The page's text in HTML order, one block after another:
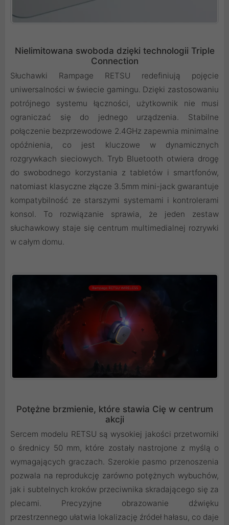
Nielimitowana swoboda dzięki technologii Triple
Connection
Słuchawki Rampage RETSU redefiniują pojęcie
uniwersalności w świecie gamingu. Dzięki zastosowaniu
potrójnego systemu łączności, użytkownik nie musi
ograniczać się do jednego urządzenia. Stabilne
połączenie bezprzewodowe 2.4GHz zapewnia minimalne
opóźnienia, co jest kluczowe w dynamicznych
rozgrywkach sieciowych. Tryb Bluetooth otwiera drogę
do swobodnego korzystania z tabletów i smartfonów,
natomiast klasyczne złącze 3.5mm mini-jack gwarantuje
kompatybilność ze starszymi systemami i kontrolerami
konsol. To rozwiązanie sprawia, że jeden zestaw
słuchawkowy staje się centrum multimedialnej rozrywki
w całym domu.
Potężne brzmienie, które stawia Cię w centrum
akcji
Sercem modelu RETSU są wysokiej jakości przetworniki
o średnicy 50 mm, które zostały nastrojone z myślą o
wymagających graczach. Szerokie pasmo przenoszenia
pozwala na reprodukcję zarówno potężnych wybuchów,
jak i subtelnych kroków przeciwnika skradającego się za
plecami. Precyzyjne obrazowanie dźwięku
przestrzennego ułatwia lokalizację źródeł hałasu, co daje